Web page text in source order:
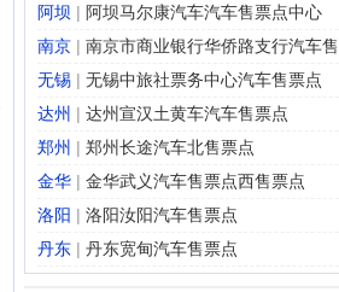
阿坝 | 阿坝马尔康汽车汽车售票点中心
南京 | 南京市商业银行华侨路支行汽车售
无锡 | 无锡中旅社票务中心汽车售票点
达州 | 达州宣汉土黄车汽车售票点
郑州 | 郑州长途汽车北售票点
金华 | 金华武义汽车售票点西售票点
洛阳 | 洛阳汝阳汽车售票点
丹东 | 丹东宽甸汽车售票点